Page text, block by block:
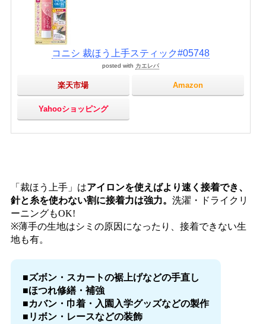
コニシ 裁ほう上手スティック#05748
posted with カエレバ
楽天市場 Amazon
Yahooショッピング
「裁ほう上手」はアイロンを使えばより速く接着でき、
針と糸を使わない割に接着力は強力。 洗濯・ドライクリ
ーニングもOK!
※薄手の生地はシミの原因になったり、接着できない生
地も有。
■ズボン・スカートの裾上げなどの手直し
■ほつれ修繕・補強
■カバン・巾着・入園入学グッズなどの製作
■リボン・レースなどの装飾